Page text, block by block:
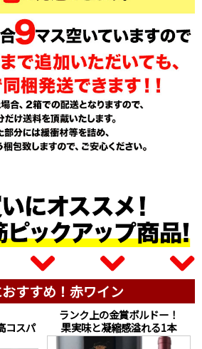
すすめ！赤ワイン
コスパ
ランク上の金賞ボルドー！
果実味と凝縮感溢れる1本